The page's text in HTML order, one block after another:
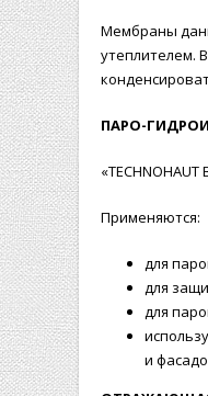
Мембраны
утеплителем.
ПАРО-
Применяются:
для
для
для
и